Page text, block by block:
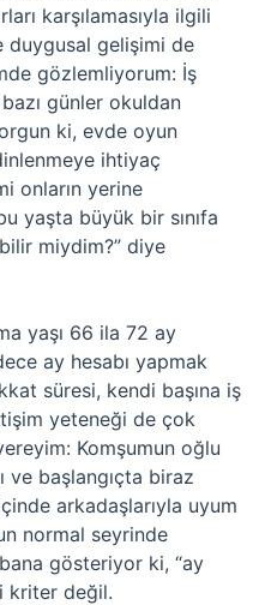
karşılamasıyla ilgili
duygusal gelişimi de
gözlemliyorum: İş
günler okuldan
ki, evde oyun
ihtiyaç
onların yerine
yaşta büyük bir sınıfa
miydim?” diye
yaşı 66 ila 72 ay
ay hesabı yapmak
süresi, kendi başına iş
yeteneği de çok
Komşumun oğlu
ve başlangıçta biraz
arkadaşlarıyla uyum
normal seyrinde
gösteriyor ki, “ay
kriter değil.